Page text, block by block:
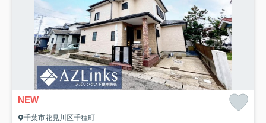
NEW
千葉市花見川区千種町